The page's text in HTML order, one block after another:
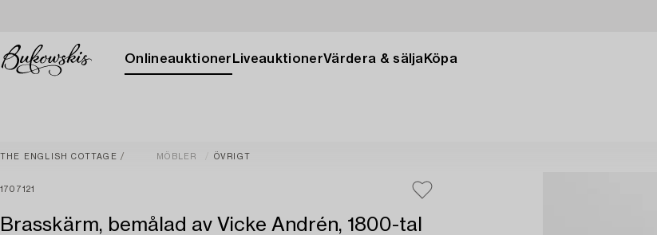
Onlineauktioner LiveauktionerVärdera & sälja Köpa
THE ENGLISH COTTAGE MÖBLER ÖVRIGT
1707121
Brasskärm, bemålad av Vicke Andrén, 1800-tal